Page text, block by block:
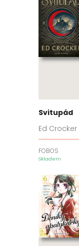
Svitupád
Ed Crocker
FOBOS
Skladem